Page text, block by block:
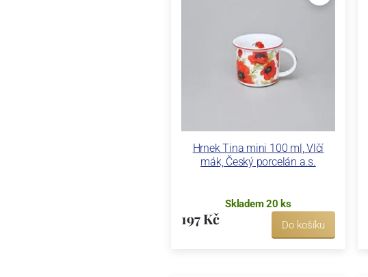
Hrnek Tina mini 100 ml, Vlčí
mák, Český porcelán a.s.
Skladem 20 ks
197 Kč Do košíku